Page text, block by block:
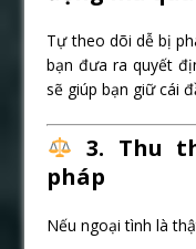
Tự theo dõi dễ bị
bạn đưa ra quyết
sẽ giúp bạn giữ cái
3. Thu
pháp
Nếu ngoại tình là